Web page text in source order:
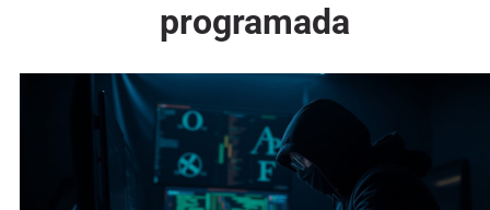
programada